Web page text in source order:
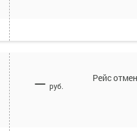
— руб.
Рейс